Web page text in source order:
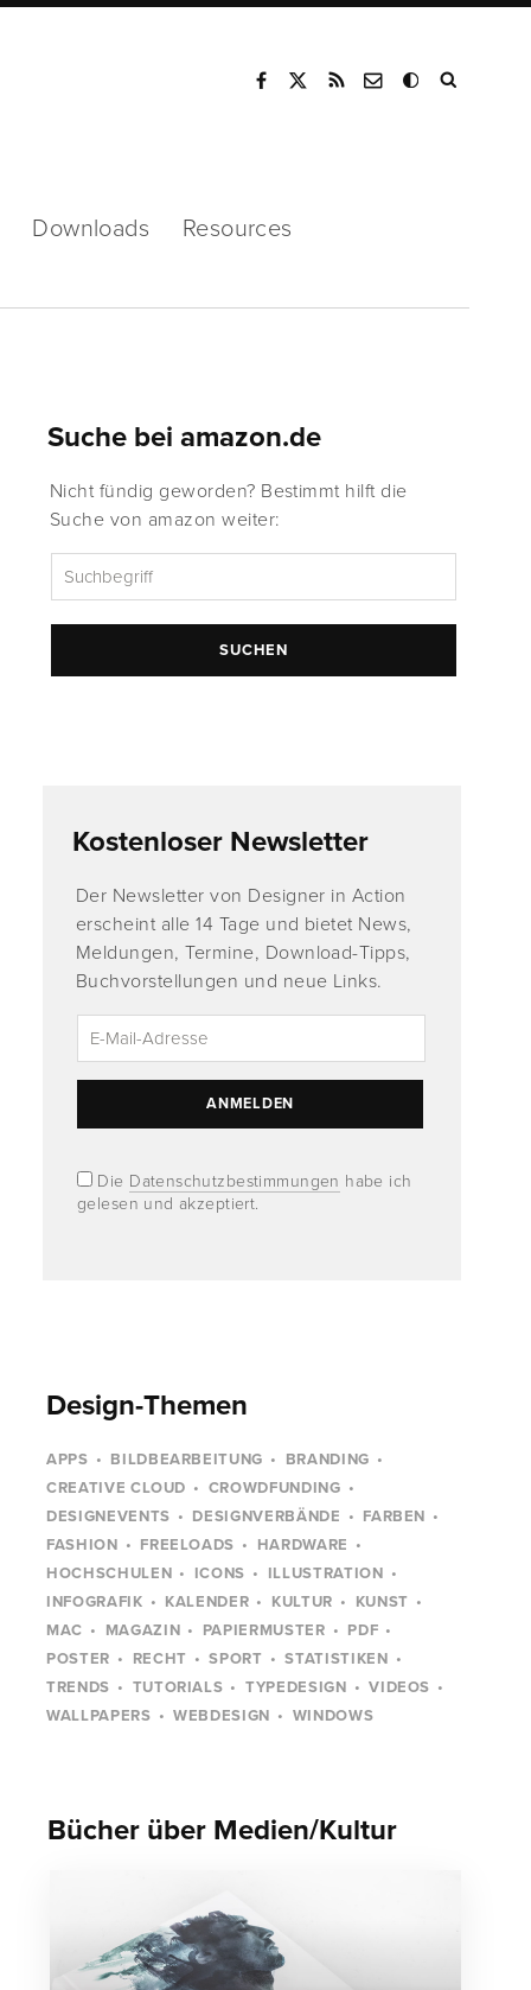
Downloads Resources
Suche bei amazon.de
Nicht fündig geworden? Bestimmt hilft die
Suche von amazon weiter:
SUCHEN
Kostenloser Newsletter
Der Newsletter von Designer in Action
erscheint alle 14 Tage und bietet News,
Meldungen, Termine, Download-Tipps,
Buchvorstellungen und neue Links.
Die Datenschutzbestimmungen habe ich
gelesen und akzeptiert.
Design-Themen
APPS BILDBEARBEITUNG
BRANDING
CREATIVE CLOUD
CROWDFUNDING
DESIGNEVENTS
DESIGNVERBÄNDE
FARBEN
FASHION
FREELOADS
HARDWARE
HOCHSCHULEN
ICONS
ILLUSTRATION
INFOGRAFIK
KALENDER KULTUR
KUNST
MAC
MAGAZIN PAPIERMUSTER
PDF
POSTER
RECHT SPORT
STATISTIKEN
TRENDS
TUTORIALS TYPEDESIGN
VIDEOS
WALLPAPERS
WEBDESIGN WINDOWS
Bücher über Medien/Kultur